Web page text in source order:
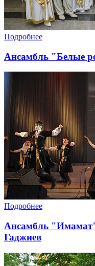
Подробнее
Ансамбль "Белые
Подробнее
Ансамбль
Гаджиев